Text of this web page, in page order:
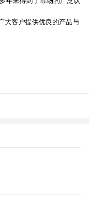
大客户提供优良的产品与